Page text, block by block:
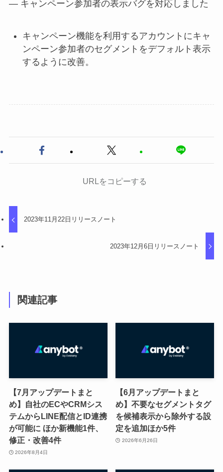
— キャンペーン参加者の表示バグを対応しました
キャンペーン機能を利用するアカウントにキャ
ンペーン参加者のセグメントをデフォルト表示
するように改善。
URLをコピーする
2023年11月22日リリースノート
2023年12月6日リリースノート
関連記事
【7月アップデートまと
め】自社のECやCRMシス
テムからLINE配信とID連携
が可能に ほか新機能1件、
修正・改善4件
2026年8月4日
【6月アップデートまと
め】不要なセグメントタグ
を候補表示から除外する設
定を追加ほか5件
2026年6月26日